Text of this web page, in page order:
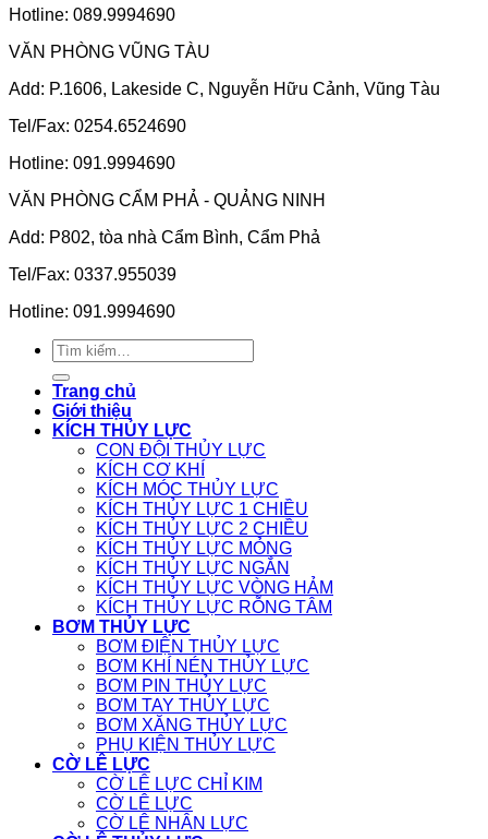
Hotline: 089.9994690
VĂN PHÒNG VŨNG TÀU
Add: P.1606, Lakeside C, Nguyễn Hữu Cảnh, Vũng Tàu
Tel/Fax: 0254.6524690
Hotline: 091.9994690
VĂN PHÒNG CẨM PHẢ - QUẢNG NINH
Add: P802, tòa nhà Cẩm Bình, Cẩm Phả
Tel/Fax: 0337.955039
Hotline: 091.9994690
Tìm
kiếm:
Trang chủ
Giới thiệu
KÍCH THỦY LỰC
CON ĐỘI THỦY LỰC
KÍCH CƠ KHÍ
KÍCH MÓC THỦY LỰC
KÍCH THỦY LỰC 1 CHIỀU
KÍCH THỦY LỰC 2 CHIỀU
KÍCH THỦY LỰC MỎNG
KÍCH THỦY LỰC NGẮN
KÍCH THỦY LỰC VÒNG HẢM
KÍCH THỦY LỰC RỖNG TÂM
BƠM THỦY LỰC
BƠM ĐIỆN THỦY LỰC
BƠM KHÍ NÉN THỦY LỰC
BƠM PIN THỦY LỰC
BƠM TAY THỦY LỰC
BƠM XĂNG THỦY LỰC
PHỤ KIỆN THỦY LỰC
CỜ LÊ LỰC
CỜ LÊ LỰC CHỈ KIM
CỜ LÊ LỰC
CỜ LÊ NHÂN LỰC